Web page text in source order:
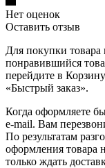
Нет оценок
Оставить отзыв
Для покупки
понравившийся
перейдите в
«Быстрый заказ».
Когда оформляете
e-mail. Вам
По результатам
оформления товара
только ждать